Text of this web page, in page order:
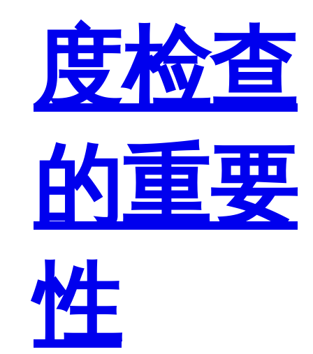
度检查
的重要
性